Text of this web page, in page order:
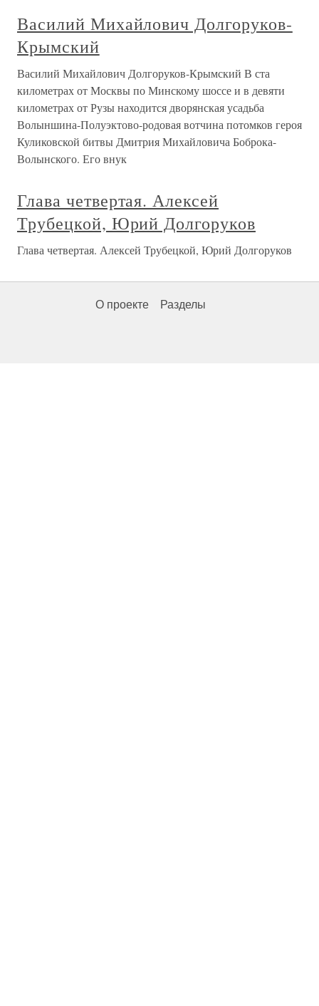
Василий Михайлович Долгоруков-
Крымский
Василий Михайлович Долгоруков-Крымский В ста
километрах от Москвы по Минскому шоссе и в девяти
километрах от Рузы находится дворянская усадьба
Волыншина-Полуэктово-родовая вотчина потомков героя
Куликовской битвы Дмитрия Михайловича Боброка-
Волынского. Его внук
Глава четвертая. Алексей
Трубецкой, Юрий Долгоруков
Глава четвертая. Алексей Трубецкой, Юрий Долгоруков
О проекте Разделы